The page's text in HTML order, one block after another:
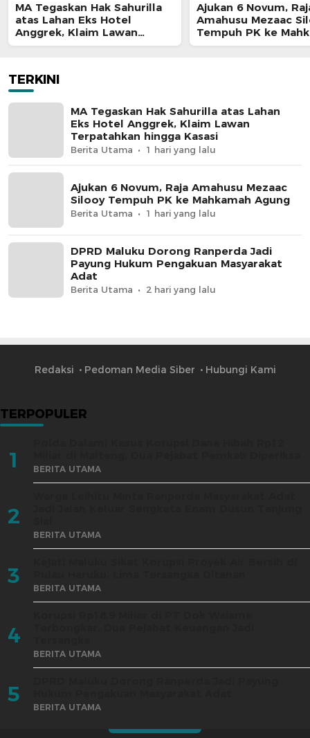
MA Tegaskan Hak Sahurilla
atas Lahan Eks Hotel
Anggrek, Klaim Lawan
Terpatahkan hingga Kasasi
Ajukan 6 Novum,
Amahusu Mezaac
Tempuh PK ke
Agung
TERKINI
MA Tegaskan Hak Sahurilla atas Lahan
Eks Hotel Anggrek, Klaim Lawan
Terpatahkan hingga Kasasi
Berita Utama 1 hari yang lalu
Ajukan 6 Novum, Raja Amahusu Mezaac
Silooy Tempuh PK ke Mahkamah Agung
Berita Utama 1 hari yang lalu
DPRD Maluku Dorong Ranperda Jadi
Payung Hukum Pengakuan Masyarakat
Adat
Berita Utama 2 hari yang lalu
Redaksi Pedoman Media Siber Hubungi Kami
TERPOPULER
1 BERITA UTAMA
2
BERITA UTAMA
3 BERITA UTAMA
4
BERITA UTAMA
5
BERITA UTAMA